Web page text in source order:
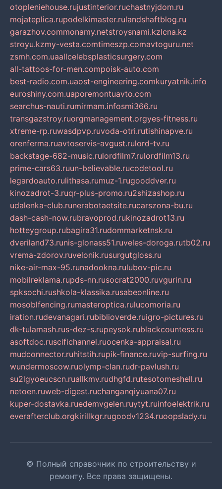
otopleniehouse.rujustinterior.ruchastnyjdom.ru
mojateplica.rupodelkimaster.rulandshaftblog.ru
garazhov.commonamy.netstroysnami.kzlcna.kz
stroyu.kzmy-vesta.comtimeszp.comavtoguru.net
zsmh.com.uaallcelebsplasticsurgery.com
all-tattoos-for-men.compoisk-auto.com
best-radio.com.uaost-engineering.comkuryatnik.info
euroshiny.com.uaporemontuavto.com
searchus-nauti.rumirmam.infosmi366.ru
transgazstroy.ruorgmanagement.orgyes-fitness.ru
xtreme-rp.ruwasdpvp.ruvoda-otri.rutishinapve.ru
orenferma.ruavtoservis-avgust.rulord-tv.ru
backstage-682-music.rulordfilm7.rulordfilm13.ru
prime-cars63.ruun-believable.rucodetool.ru
legardoauto.rulithasa.rumuz-1.rugooddver.ru
kinozadrot-3.ruqr-plus-promo.ru2shizashop.ru
udalenka-club.runerabotaetsite.rucarszona-bu.ru
dash-cash-now.rubravoprod.rukinozadrot13.ru
hotteygroup.rubagira31.rudommarketnsk.ru
dveriland73.runis-glonass51.ruveles-doroga.rutb02.ru
vrema-zdorov.ruvelonik.rusurgutgloss.ru
nike-air-max-95.runadookna.rulubov-pic.ru
mobilreklama.rupds-nn.rusocrat2000.ruvgurin.ru
spksochi.rushkola-klassika.rusabeonline.ru
mosoblfencing.rumasteroptica.rulucomoria.ru
iration.rudevanagari.rubiblioverde.ruigro-pictures.ru
dk-tulamash.rus-dez-s.rupeysok.rublackcountess.ru
asoftdoc.ruscifichannel.ruocenka-appraisal.ru
mudconnector.ruhitstih.rupik-finance.ruvip-surfing.ru
wundermoscow.ruolymp-clan.rudr-pavlush.ru
su2lgyoeucscn.ruallkmv.rudhgfd.rutesotomeshell.ru
netoen.ruweb-digest.ruchanganqiyuana07.ru
kuper-dostavka.ruedemvgelen.ruytyt.ruinfoelektrik.ru
everafterclub.orgkirillkgr.rugoodv1234.ruoopslady.ru
© Полный справочник по строительству и
ремонту. Все права защищены.